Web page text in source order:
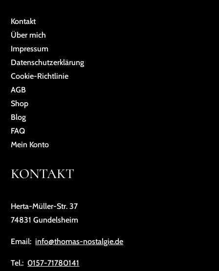
Kontakt
Über mich
Impressum
Da­ten­schutz­er­klä­rung
Cookie-Richtlinie
AGB
Shop
Blog
FAQ
Mein Konto
KONTAKT
Herta-Müller-Str. 37
74831 Gundelsheim
Email: info@thomas-nostalgie.de
Tel.: 0157-71780141